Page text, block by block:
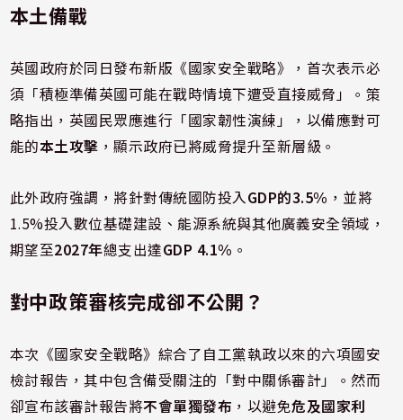
本土備戰
英國政府於同日發布新版《國家安全戰略》，首次表示必
須「積極準備英國可能在戰時情境下遭受直接威脅」。策
略指出，英國民眾應進行「國家韌性演練」，以備應對可
能的本土攻擊 ，顯示政府已將威脅提升至新層級。
此外政府強調，將針對傳統國防投入GDP的3.5% ，並將
1.5%投入數位基礎建設、能源系統與其他廣義安全領域，
期望至2027年總支出達GDP 4.1% 。
對中政策審核完成卻不公開？
本次《國家安全戰略》綜合了自工黨執政以來的六項國安
檢討報告，其中包含備受關注的「對中關係審計」。然而
卻宣布該審計報告將不會單獨發布 ，以避免危及國家利